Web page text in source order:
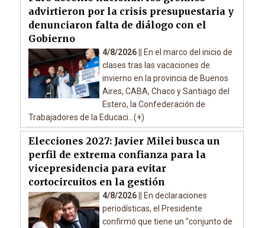
advirtieron por la crisis presupuestaria y
denunciaron falta de diálogo con el
Gobierno
4/8/2026 ||
En el marco del inicio de
clases tras las vacaciones de
invierno en la provincia de Buenos
Aires, CABA, Chaco y Santiago del
Estero, la Confederación de
Trabajadores de la Educaci...(+)
Elecciones 2027: Javier Milei busca un
perfil de extrema confianza para la
vicepresidencia para evitar
cortocircuitos en la gestión
4/8/2026 ||
En declaraciones
periodísticas, el Presidente
confirmó que tiene un "conjunto de